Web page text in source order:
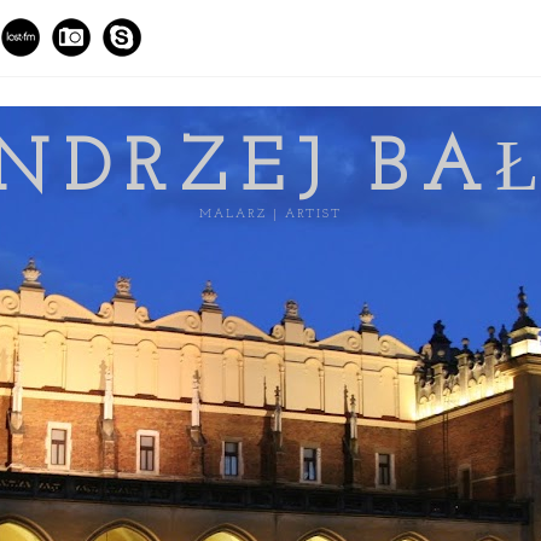
BA
MALARZ | ARTIST